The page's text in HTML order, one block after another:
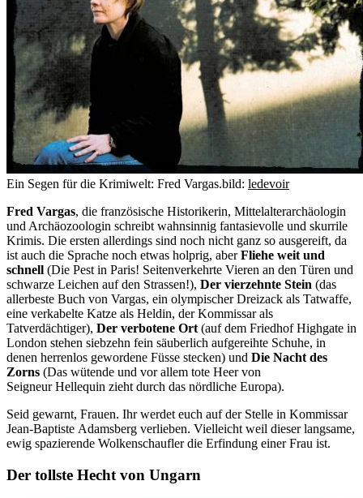
Ein Segen für die Krimiwelt: Fred Vargas.bild: ledevoir
Fred Vargas, die französische Historikerin, Mittelalterarchäologin
und Archäozoologin schreibt wahnsinnig fantasievolle und skurrile
Krimis. Die ersten allerdings sind noch nicht ganz so ausgereift, da
ist auch die Sprache noch etwas holprig, aberFliehe weit und
schnell (Die Pest in Paris! Seitenverkehrte Vieren an den Türen und
schwarze Leichen auf den Strassen!), Der vierzehnte Stein (das
allerbeste Buch von Vargas, ein olympischer Dreizack als Tatwaffe,
eine verkabelte Katze als Heldin, der Kommissar als
Tatverdächtiger), Der verbotene Ort (auf dem Friedhof Highgate in
London stehen siebzehn fein säuberlich aufgereihte Schuhe, in
denen herrenlos gewordene Füsse stecken) und Die Nacht des
Zorns (Das wütende und vor allem tote Heer von
Seigneur Hellequin zieht durch das nördliche Europa).
Seid gewarnt, Frauen. Ihr werdet euch auf der Stelle in Kommissar
Jean-Baptiste Adamsberg verlieben. Vielleicht weil dieser langsame,
ewig spazierende Wolkenschaufler die Erfindung einer Frau ist.
Der tollste Hecht von Ungarn